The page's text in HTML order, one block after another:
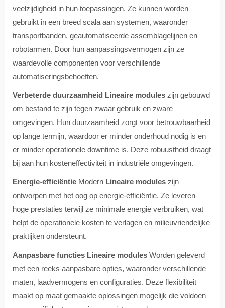
veelzijdigheid in hun toepassingen. Ze kunnen worden
gebruikt in een breed scala aan systemen, waaronder
transportbanden, geautomatiseerde assemblagelijnen en
robotarmen. Door hun aanpassingsvermogen zijn ze
waardevolle componenten voor verschillende
automatiseringsbehoeften.
Verbeterde duurzaamheid Lineaire modules zijn gebouwd
om bestand te zijn tegen zwaar gebruik en zware
omgevingen. Hun duurzaamheid zorgt voor betrouwbaarheid
op lange termijn, waardoor er minder onderhoud nodig is en
er minder operationele downtime is. Deze robuustheid draagt
bij aan hun kosteneffectiviteit in industriële omgevingen.
Energie-efficiëntie Modern Lineaire modules zijn
ontworpen met het oog op energie-efficiëntie. Ze leveren
hoge prestaties terwijl ze minimale energie verbruiken, wat
helpt de operationele kosten te verlagen en milieuvriendelijke
praktijken ondersteunt.
Aanpasbare functies Lineaire modules Worden geleverd
met een reeks aanpasbare opties, waaronder verschillende
maten, laadvermogens en configuraties. Deze flexibiliteit
maakt op maat gemaakte oplossingen mogelijk die voldoen